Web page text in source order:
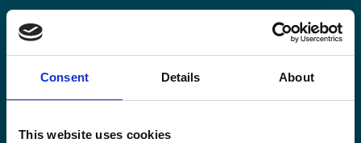
Consent Details About
This website uses cookies